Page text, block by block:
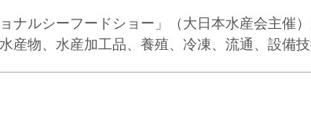
ナルシーフードショー」（大日本水産会主催
産物、水産加工品、養殖、冷凍、流通、設備